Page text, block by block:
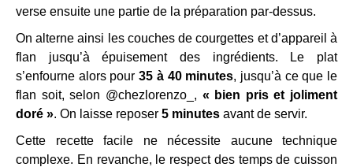
verse ensuite une partie de la préparation par-dessus.
On alterne ainsi les couches de courgettes et d’appareil à
flan jusqu’à épuisement des ingrédients. Le plat
s’enfourne alors pour35 à 40 minutes, jusqu’à ce que le
flan soit, selon @chezlorenzo_, « bien pris et joliment
doré ». On laisse reposer 5 minutes avant de servir.
Cette recette facile ne nécessite aucune technique
complexe. En revanche, le respect des temps de cuisson